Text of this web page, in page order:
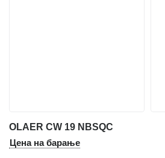
OLAER CW 19 NBSQC
Цена на барање